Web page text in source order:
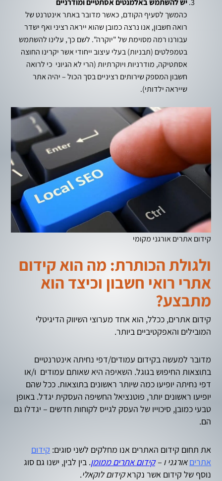
יש להשתמש באלמנטים אסתטיים ומודרניים
כהמשך לסעיף הקודם, כאשר מדובר באתר אינטרנט של
רואה חשבון, אנו נרצה כמובן שהוא ייראה רציני ואף ישדר
עבורנו רמה מסוימת של "יוקרה". לשם כך, עלינו להשתמש
בטמפלטים (תבניות) בעלי עיצוב ייחודי אשר יקרינו החוצה
אסתטיקה, מודרניות ויוקרתיות (הרי לא הגיוני כי לרואה
חשבון המספק שירותים רציניים בסך הכול – יהיה אתר
שייראה ילדותי).
קידום אתרים אורגני מקומי
ולגולת הכותרת: מה הוא קידום
אתרי רואי חשבון וכיצד הוא
מתבצע?
קידום אתרים, ככלל, הוא אחד מערוצי השיווק הדיגיטלי
המובילים והאפקטיביים ביותר.
מדובר למעשה בקידום עמודים/דפי נחיתה אינטרנטיים
בתוצאות החיפוש בגוגל. השאיפה היא שאותם עמודים ו/או
דפי נחיתה יופיעו כמה שיותר ראשונים בתוצאות. ככל שהם
יופיעו ראשונים יותר, פוטנציאל החשיפה העסקית יגדל. באופן
טבעי כמובן, סיכוייו של העסק לגייס לקוחות חדשים – יגדלו גם
הם.
את תחום קידום האתרים אנו מחלקים לשני סוגים: קידום
אתריםאורגני ו –קידום אתרים ממומן. בין לבין, ישנו גם סוג
נוסף של קידום אשר נקראקידום לוקאלי.